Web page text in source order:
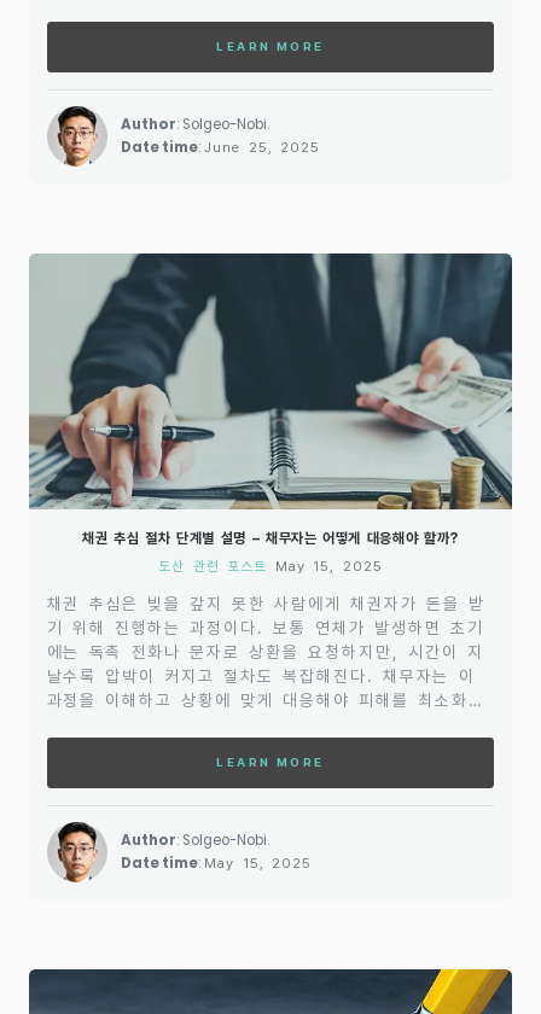
다.우선, 기업이 채권 추심을 진행하기 전에 해야 할 일
무자에게 적절한 협상 기회를 제공하고, 지불 가능한 범
위 내에서 상환 조건을 조정할 수 있습니다. 그러나 채무
자가 응하지 않거나 협상이 실패한 경우에는 추심 절차를
LEARN MORE
Author: Solgeo-Nobi.
Date time:June 25, 2025
채권 추심 절차 단계별 설명 – 채무자는 어떻게 대응해야 할까?
도산 관련 포스트
May 15, 2025
채권 추심은 빚을 갚지 못한 사람에게 채권자가 돈을 받
기 위해 진행하는 과정이다. 보통 연체가 발생하면 초기
에는 독촉 전화나 문자로 상환을 요청하지만, 시간이 지
날수록 압박이 커지고 절차도 복잡해진다. 채무자는 이
과정을 이해하고 상황에 맞게 대응해야 피해를 최소화할
수준의 연락이 오지만, 일정 기간이 지나면 독촉 강도가
환이 어려운 이유를 설명하고 대안을 모색하는 것이 바람
직하다. 협의를 통해 일부 상환이나 상환 일정 조정을 논
의할 수도 있다.연체가 계속되면 채권자가 추심을 전문으
LEARN MORE
Author: Solgeo-Nobi.
Date time: May 15, 2025